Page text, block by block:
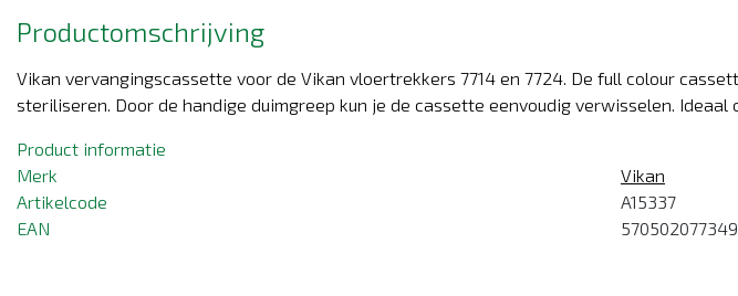
Productomschrijving
Vikan vervangingscassette voor de Vikan vloertrekkers 7714 en 7724. De full colour
steriliseren. Door de handige duimgreep kun je de cassette eenvoudig verwisselen.
Product informatie
Merk
Vikan
Artikelcode
A15337
EAN